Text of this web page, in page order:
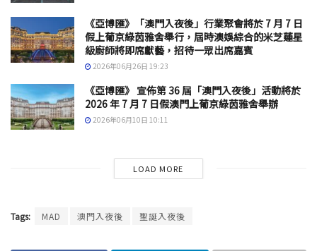
《亞博匯》「澳門入夜後」行業聚會將於 7 月 7 日
假上葡京綠茵雅舍舉行，屆時澳娛綜合的米芝蓮星
級廚師將即席獻藝，招待一眾出席嘉賓
2026年06月26日 19:23
《亞博匯》 宣佈第 36 屆「澳門入夜後」活動將於
2026 年 7 月 7 日假澳門上葡京綠茵雅舍舉辦
2026年06月10日 10:11
LOAD MORE
Tags: MAD 澳門入夜後 聖誕入夜後